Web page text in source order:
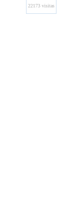
22173 visitas